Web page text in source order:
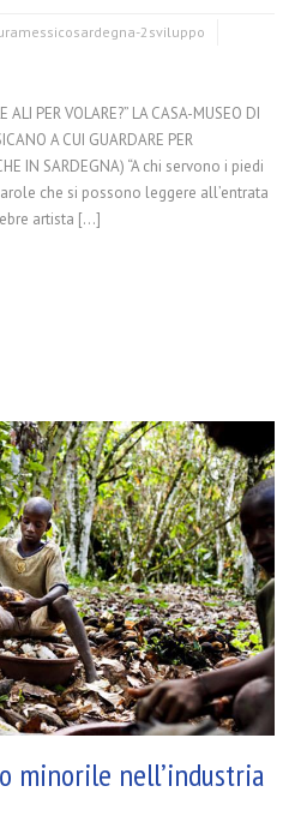
messicosardegna-2 sviluppo
ALI PER VOLARE?” LA CASA-MUSEO DI
A CUI GUARDARE PER
IN SARDEGNA) “A chi servono i piedi
che si possono leggere all’entrata
artista […]
minorile nell’industria